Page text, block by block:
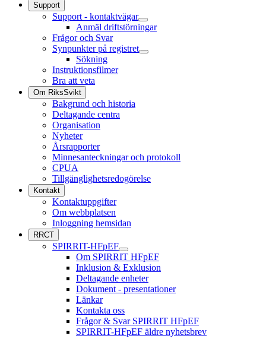
Support
Support - kontaktvägar
Anmäl driftstörningar
Frågor och Svar
Synpunkter på registret
Sökning
Instruktionsfilmer
Bra att veta
Om RiksSvikt
Bakgrund och historia
Deltagande centra
Organisation
Nyheter
Årsrapporter
Minnesanteckningar och protokoll
CPUA
Tillgänglighetsredogörelse
Kontakt
Kontaktuppgifter
Om webbplatsen
Inloggning hemsidan
RRCT
SPIRRIT-HFpEF
Om SPIRRIT HFpEF
Inklusion & Exklusion
Deltagande enheter
Dokument - presentationer
Länkar
Kontakta oss
Frågor & Svar SPIRRIT HFpEF
SPIRRIT-HFpEF äldre nyhetsbrev